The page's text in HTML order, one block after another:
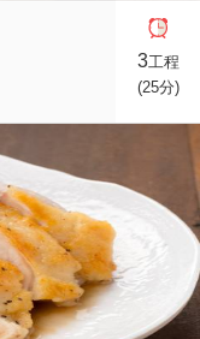
3工程
(25分)